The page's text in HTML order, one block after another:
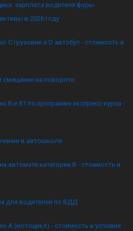
зарплата водителя фуры
в 2026 году
C грузовик и D автобус - стоимость и
смещение на повороте
B и B1 по программе экспресс-курса -
в автошколе
автомате категории B - стоимость и
для водителей по БДД
А (мотоцикл) - стоимость и условия